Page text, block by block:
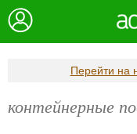
Перейти на
контейнерные